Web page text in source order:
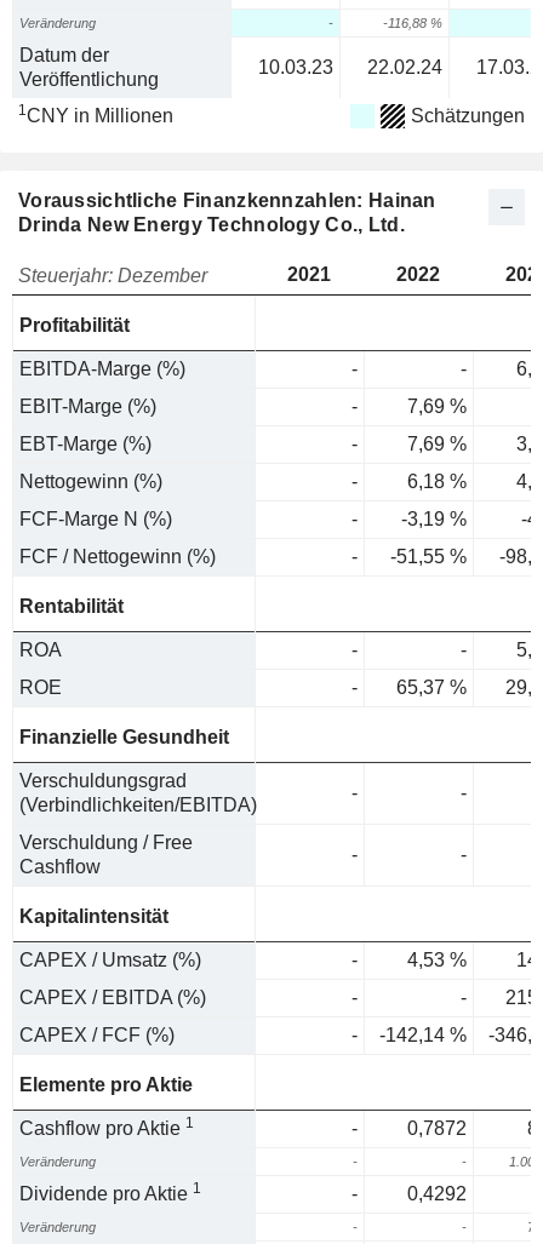
Veränderung - -116,88 %
Datum der
Veröffentlichung
10.03.23 22.02.24
1CNY in Millionen Schätzungen
Voraussichtliche Finanzkennzahlen: Hainan
Drinda New Energy Technology Co., Ltd.
Steuerjahr: Dezember 2021 2022
Profitabilität
EBITDA-Marge (%) - -
EBIT-Marge (%)
-
7,69 %
EBT-Marge (%)
- 7,69 %
Nettogewinn (%)
- 6,18 %
FCF-Marge N (%)
- -3,19 %
-
FCF / Nettogewinn (%)
- -51,55 % -
Rentabilität
ROA - -
ROE
- 65,37 %
Finanzielle Gesundheit
Verschuldungsgrad
(Verbindlichkeiten/EBITDA)
- -
Verschuldung / Free
Cashflow
- -
Kapitalintensität
CAPEX / Umsatz (%) - 4,53 %
CAPEX / EBITDA (%)
- -
CAPEX / FCF (%)
- -142,14 % -
Elemente pro Aktie
Cashflow pro Aktie 1 - 0,7872
Veränderung - -
Dividende pro Aktie 1 - 0,4292
Veränderung - -